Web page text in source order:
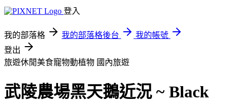
登入
我的部落格 我的部落格後台
我的帳號
登出
旅遊休閒美食寵物動植物 國內旅遊
武陵農場黑天鵝近況 ~ Black